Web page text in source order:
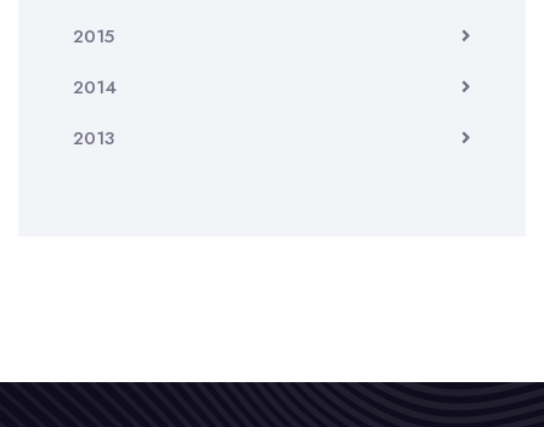
2015
2014
2013